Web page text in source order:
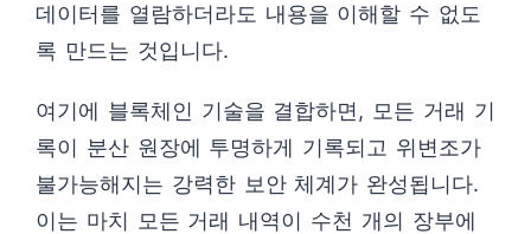
데이터를 열람하더라도 내용을 이해할 수 없도
록 만드는 것입니다.
여기에 블록체인 기술을 결합하면, 모든 거래 기
록이 분산 원장에 투명하게 기록되고 위변조가
불가능해지는 강력한 보안 체계가 완성됩니다.
이는 마치 모든 거래 내역이 수천 개의 장부에